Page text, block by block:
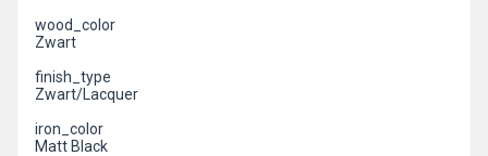
wood_color
Zwart
finish_type
Zwart/Lacquer
iron_color
Matt Black